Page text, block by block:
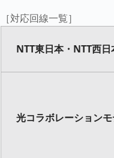
［対応回線一覧］
NTT東日本・NTT西日
光コラボレーション